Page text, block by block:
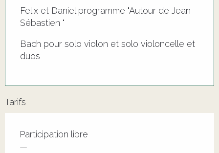
Felix et Daniel programme "Autour de Jean
Sébastien "
Bach pour solo violon et solo violoncelle et
duos
Tarifs
Tarifs 2026
Participation libre
—